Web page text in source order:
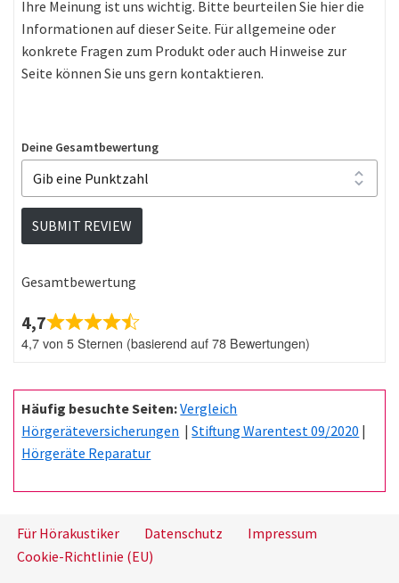
Ihre Meinung ist uns wichtig. Bitte beurteilen Sie hier die
Informationen auf dieser Seite. Für allgemeine oder
konkrete Fragen zum Produkt oder auch Hinweise zur
Seite können Sie uns gern kontaktieren.
Deine Gesamtbewertung
SUBMIT REVIEW
Gesamtbewertung
4,7
4,7 von 5 Sternen (basierend auf 78 Bewertungen)
Häufig besuchte Seiten:Vergleich
Hörgeräteversicherungen |Stiftung Warentest 09/2020 |
Hörgeräte Reparatur
Für Hörakustiker Datenschutz
Impressum
Cookie-Richtlinie (EU)